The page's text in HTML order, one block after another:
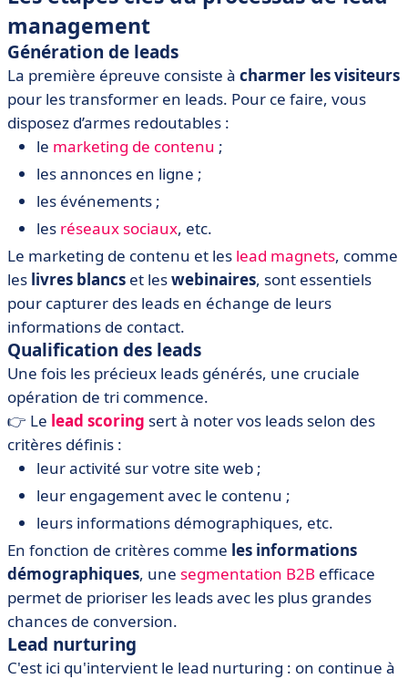
management
Génération de leads
La première épreuve consiste à charmer les visiteurs
pour les transformer en leads. Pour ce faire, vous
disposez d’armes redoutables :
le marketing de contenu ;
les annonces en ligne ;
les événements ;
les réseaux sociaux, etc.
Le marketing de contenu et les lead magnets, comme
les livres blancs et leswebinaires, sont essentiels
pour capturer des leads en échange de leurs
informations de contact.
Qualification des leads
Une fois les précieux leads générés, une cruciale
opération de tri commence.
👉 Le lead scoring sert à noter vos leads selon des
critères définis :
leur activité sur votre site web ;
leur engagement avec le contenu ;
leurs informations démographiques, etc.
En fonction de critères comme les informations
démographiques, une segmentation B2B efficace
permet de prioriser les leads avec les plus grandes
chances de conversion.
Lead nurturing
C'est ici qu'intervient le lead nurturing : on continue à